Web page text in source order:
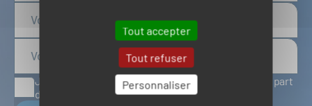
Tout accepter
Tout refuser
Personnaliser
J'accepte de recevoir des articles d'actualité de la part
du Pôle Mer Bretagne Atlantique